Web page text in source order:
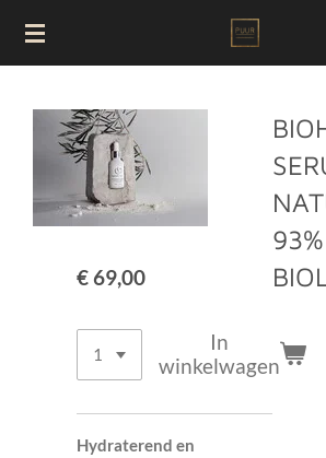
Ga
hoofdinhoud
93%
€ 69,00
In
winkelwagen
Hydraterend en